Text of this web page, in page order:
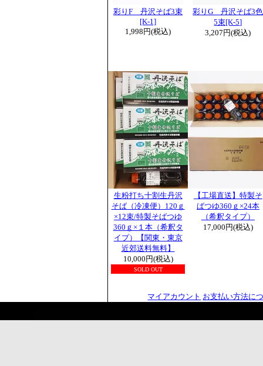
彩りF 丹沢そば3束
[K-1]
1,998円(税込)
彩りG 丹沢そば3色
5束[K-5]
3,207円(税込)
生粉打ち十割生丹沢
そば（冷凍便）120ｇ
×12束/特製そばつゆ
360ｇ×１本（希釈タ
イプ）【関東・東京
近郊送料無料】
10,000円(税込)
SOLD OUT
【工場直送】特製そ
ばつゆ360ｇ×24本
（希釈タイプ）
17,000円(税込)
マイアカウント お支払い方法に